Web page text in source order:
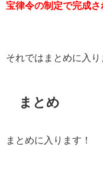
宝律令の制定で完成さ
それではまとめに入り
まとめ
まとめに入ります！